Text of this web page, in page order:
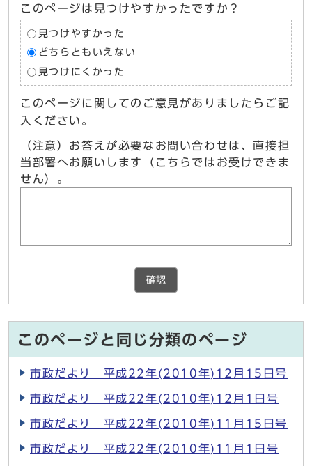
このページは見つけやすかったですか？
見つけやすかった
どちらともいえない
見つけにくかった
このページに関してのご意見がありましたらご記
入ください。
（注意）お答えが必要なお問い合わせは、直接担
当部署へお願いします（こちらではお受けできま
せん）。
確認
このページと同じ分類のページ
市政だより 平成22年(2010年)12月15日号
市政だより 平成22年(2010年)12月1日号
市政だより 平成22年(2010年)11月15日号
市政だより 平成22年(2010年)11月1日号